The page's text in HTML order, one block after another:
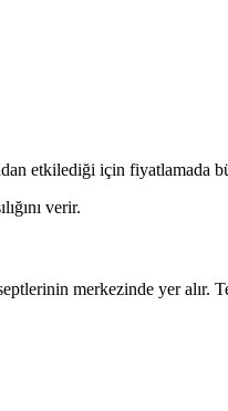
etkilediği için fiyatlamada
verir.
merkezinde yer alır.